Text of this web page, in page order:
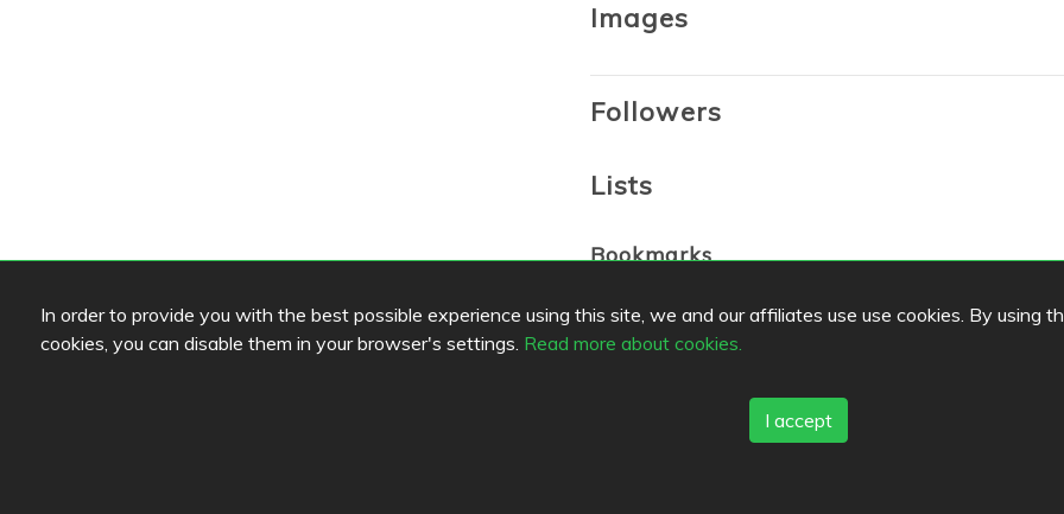
In order to provide you with the best possible experience using this site, we and our affiliates use use cookies. By using
cookies, you can disable them in your browser's settings. Read more about cookies.
I accept
Images
Followers
Lists
Bookmarks
Favorites
Top Cities